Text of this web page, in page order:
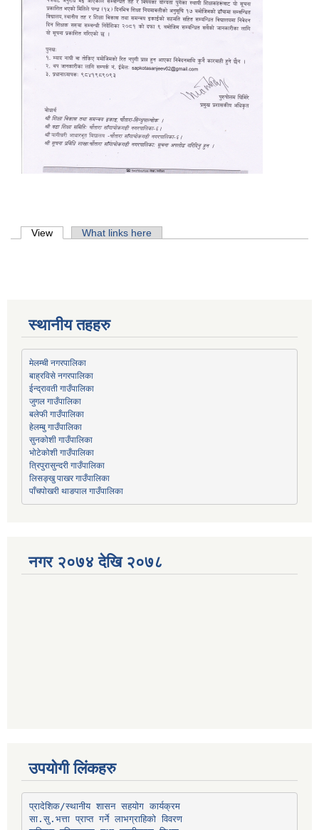
Primary tabs
View (active tab)What links here
स्थानीय तहहरु
मेलम्ची नगरपालिका
बाह्रविसे नगरपालिका
ईन्द्रावती गाउँपालिका
जुगल गाउँपालिका
बलेफी गाउँपालिका
हेलम्बु गाउँपालिका
सुनकोशी गाउँपालिका
भोटेकोशी गाउँपालिका
त्रिपुरासुन्दरी गाउँपालिका
लिसङ्खु पाखर गाउँपालिका
पाँचपोखरी थाङपाल गाउँपालिका
नगर २०७४ देखि २०७८
उपयोगी लिंकहरु
प्रादेशिक/स्थानीय शासन सहयोग कार्यक्रम
सा.सु.भत्ता प्राप्त गर्ने लाभग्राहिको विवरण